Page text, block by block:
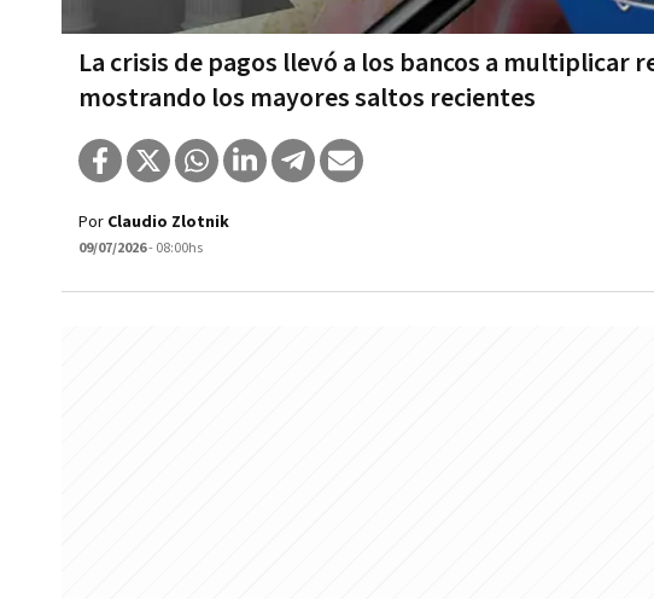
La crisis de pagos llevó a los bancos a
mostrando los mayores saltos recientes
Por Claudio Zlotnik
09/07/2026- 08:00hs